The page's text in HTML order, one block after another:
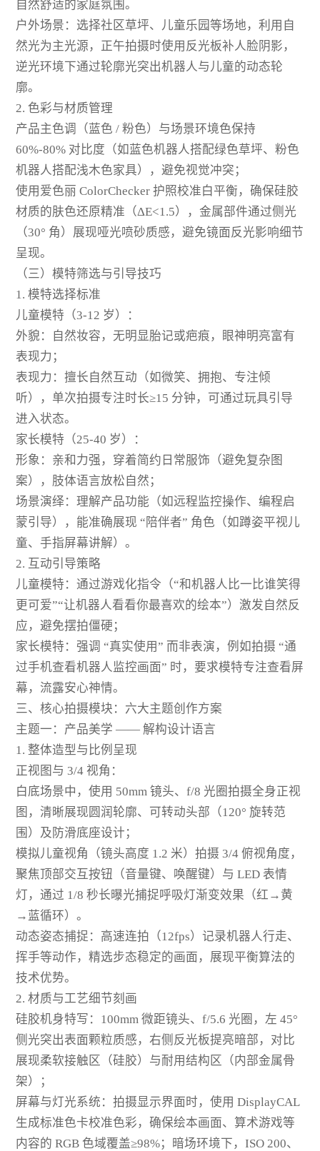
自然舒适的家庭氛围。
户外场景：选择社区草坪、儿童乐园等场地，利用自
然光为主光源，正午拍摄时使用反光板补人脸阴影，
逆光环境下通过轮廓光突出机器人与儿童的动态轮
廓。
2. 色彩与材质管理
产品主色调（蓝色 / 粉色）与场景环境色保持
60%-80% 对比度（如蓝色机器人搭配绿色草坪、粉色
机器人搭配浅木色家具），避免视觉冲突；
使用爱色丽 ColorChecker 护照校准白平衡，确保硅胶
材质的肤色还原精准（ΔE<1.5），金属部件通过侧光
（30° 角）展现哑光喷砂质感，避免镜面反光影响细节
呈现。
（三）模特筛选与引导技巧
1. 模特选择标准
儿童模特（3-12 岁）：
外貌：自然妆容，无明显胎记或疤痕，眼神明亮富有
表现力；
表现力：擅长自然互动（如微笑、拥抱、专注倾
听），单次拍摄专注时长≥15 分钟，可通过玩具引导
进入状态。
家长模特（25-40 岁）：
形象：亲和力强，穿着简约日常服饰（避免复杂图
案），肢体语言放松自然；
场景演绎：理解产品功能（如远程监控操作、编程启
蒙引导），能准确展现 “陪伴者” 角色（如蹲姿平视儿
童、手指屏幕讲解）。
2. 互动引导策略
儿童模特：通过游戏化指令（“和机器人比一比谁笑得
更可爱”“让机器人看看你最喜欢的绘本”）激发自然反
应，避免摆拍僵硬；
家长模特：强调 “真实使用” 而非表演，例如拍摄 “通
过手机查看机器人监控画面” 时，要求模特专注查看屏
幕，流露安心神情。
三、核心拍摄模块：六大主题创作方案
主题一：产品美学 —— 解构设计语言
1. 整体造型与比例呈现
正视图与 3/4 视角：
白底场景中，使用 50mm 镜头、f/8 光圈拍摄全身正视
图，清晰展现圆润轮廓、可转动头部（120° 旋转范
围）及防滑底座设计；
模拟儿童视角（镜头高度 1.2 米）拍摄 3/4 俯视角度，
聚焦顶部交互按钮（音量键、唤醒键）与 LED 表情
灯，通过 1/8 秒长曝光捕捉呼吸灯渐变效果（红→黄
→蓝循环）。
动态姿态捕捉：高速连拍（12fps）记录机器人行走、
挥手等动作，精选步态稳定的画面，展现平衡算法的
技术优势。
2. 材质与工艺细节刻画
硅胶机身特写：100mm 微距镜头、f/5.6 光圈，左 45°
侧光突出表面颗粒质感，右侧反光板提亮暗部，对比
展现柔软接触区（硅胶）与耐用结构区（内部金属骨
架）；
屏幕与灯光系统：拍摄显示界面时，使用 DisplayCAL
生成标准色卡校准色彩，确保绘本画面、算术游戏等
内容的 RGB 色域覆盖≥98%；暗场环境下，ISO 200、